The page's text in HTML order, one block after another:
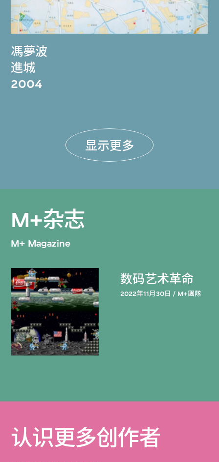
馮夢波
進城
2004
显示更多
M+杂志
M+ Magazine
数码艺术革命
2022年11月30日 / M+團隊
认识更多创作者